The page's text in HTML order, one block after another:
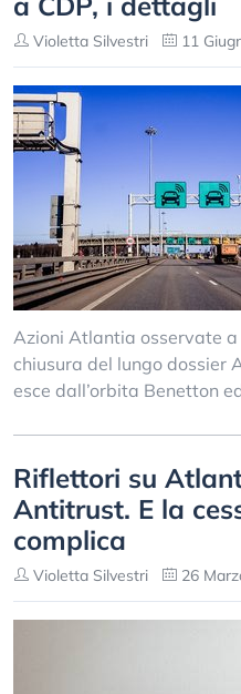
Violetta Silvestri 11
Azioni Atlantia osservate
chiusura del lungo dossier
esce dall’orbita Benetton
Riflettori su
Antitrust. E la
complica
Violetta Silvestri 26